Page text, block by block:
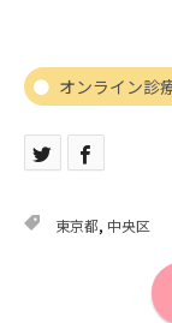
オンライン診
東京都, 中央区